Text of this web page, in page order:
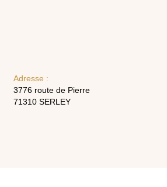
Adresse :
3776 route de Pierre
71310 SERLEY